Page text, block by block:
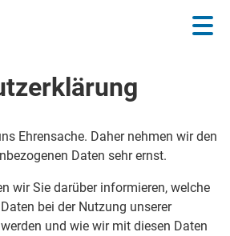
Ehrensache. Daher nehmen wir den
Daten sehr ernst.
wir Sie darüber informieren, welche
bei der Nutzung unserer
und wie wir mit diesen Daten